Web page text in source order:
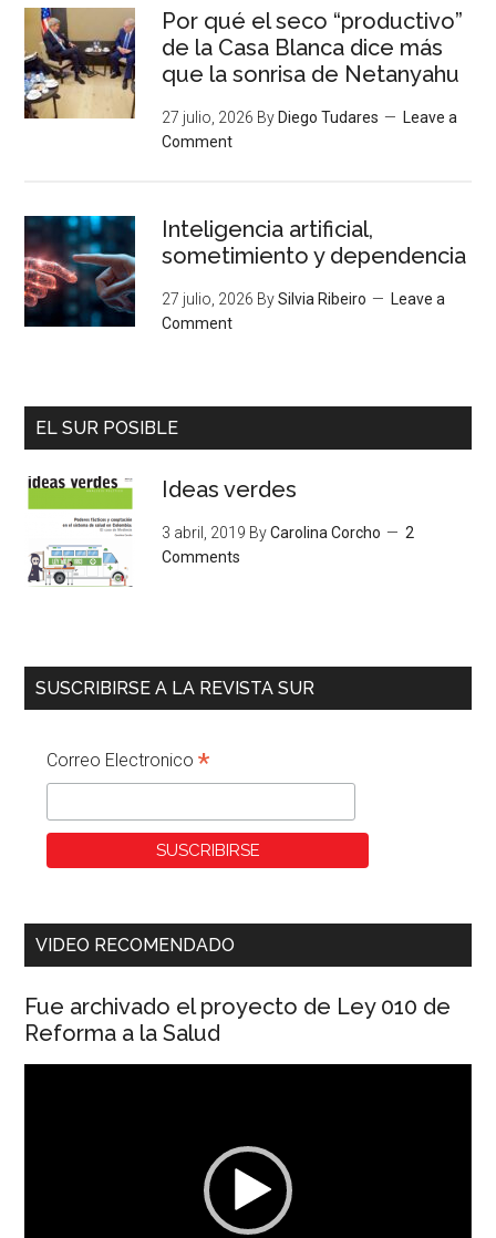
Por qué el seco “productivo”
de la Casa Blanca dice más
que la sonrisa de Netanyahu
27 julio, 2026 By Diego Tudares
Leave a
Comment
Inteligencia artificial,
sometimiento y dependencia
27 julio, 2026 BySilvia Ribeiro
Leave a
Comment
EL SUR POSIBLE
Ideas verdes
3 abril, 2019 ByCarolina Corcho
2
Comments
SUSCRIBIRSE A LA REVISTA SUR
Correo Electronico*
VIDEO RECOMENDADO
Fue archivado el proyecto de Ley 010 de
Reforma a la Salud